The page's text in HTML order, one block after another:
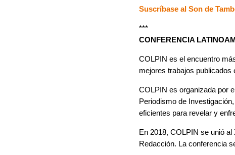
Suscríbase al Son de
***
CONFERENCIA
COLPIN es el encuentro
mejores trabajos publicados
COLPIN es organizada por
Periodismo de
eficientes para revelar y
En 2018, COLPIN se unió al
Redacción. La conferencia